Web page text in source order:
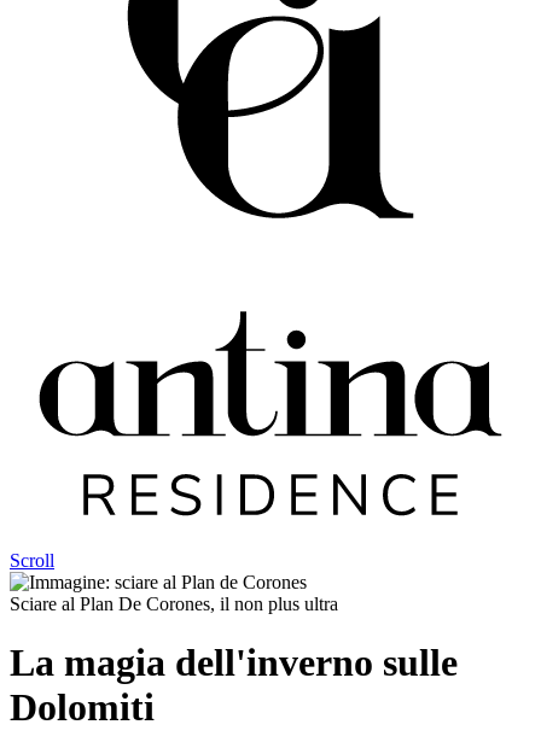
Scroll
Sciare al Plan De Corones, il non plus ultra
La magia dell'inverno sulle
Dolomiti